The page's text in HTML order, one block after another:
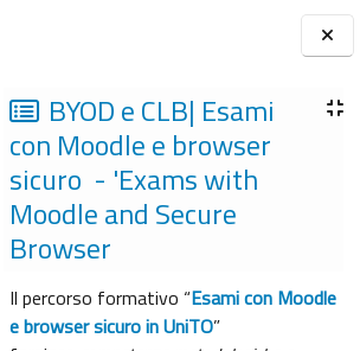
Bloques
BYOD e CLB| Esami
con Moodle e browser
sicuro - 'Exams with
Moodle and Secure
Browser
Il percorso formativo “Esami con Moodle
e browser sicuro in UniTO”